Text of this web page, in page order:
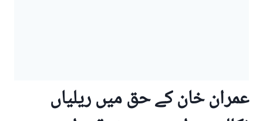
عمران خان کے حق میں ریلیاں